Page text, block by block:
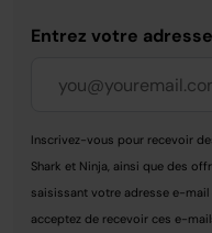
Entrez votre
Inscrivez-vous pour recevoir
Shark et Ninja, ainsi que des
saisissant votre adresse e-mail
acceptez de recevoir ces e-